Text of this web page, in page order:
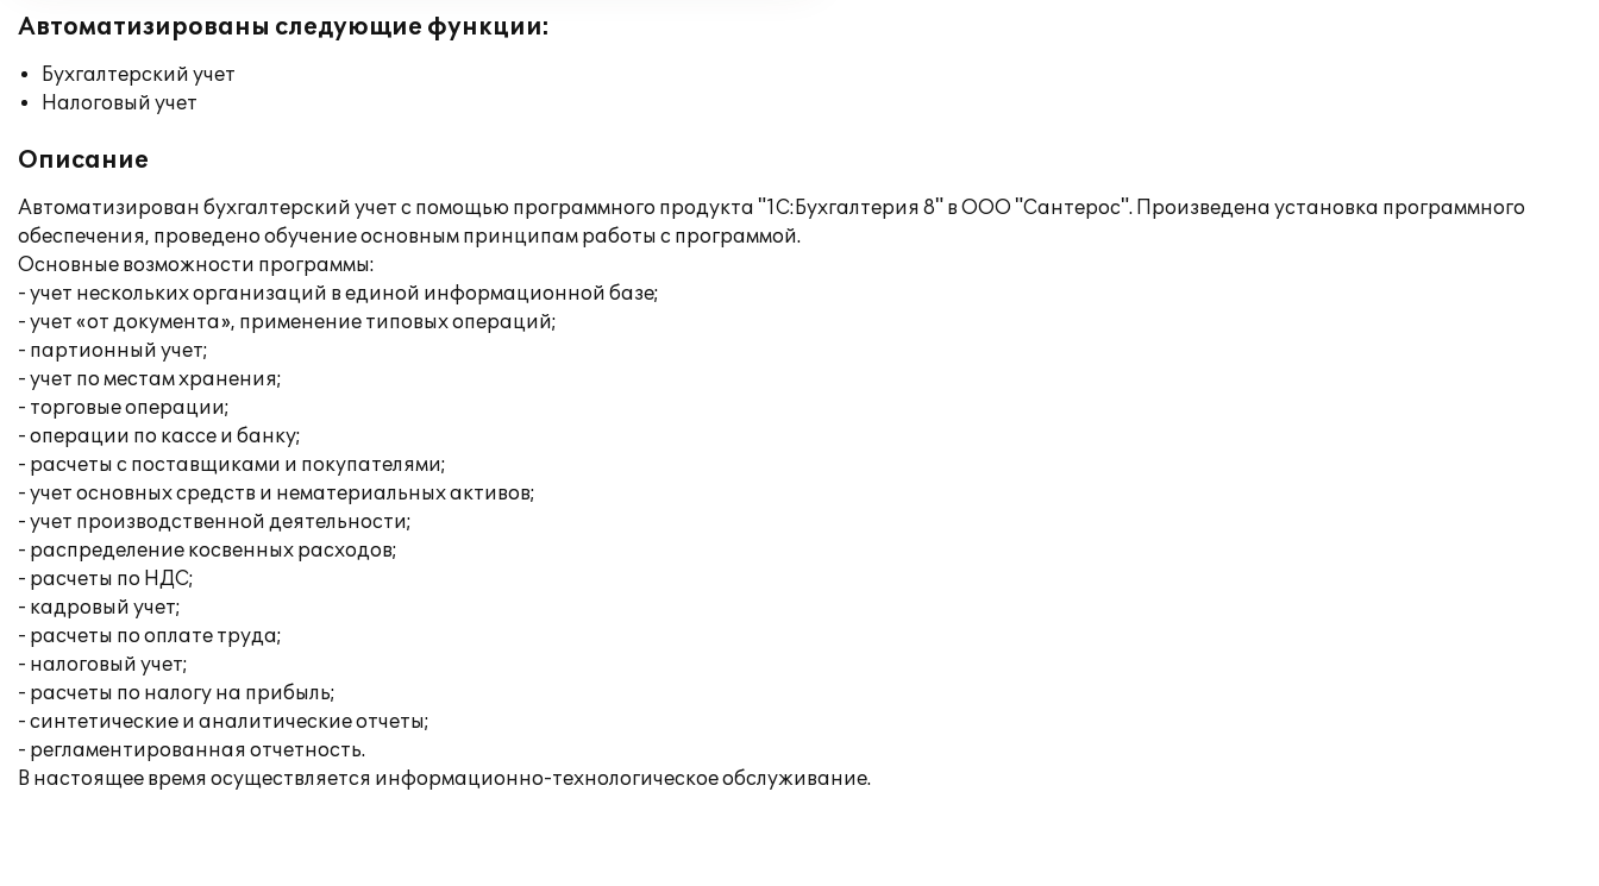
Автоматизированы следующие функции:
Бухгалтерский учет
Налоговый учет
Описание
Автоматизирован бухгалтерский учет с помощью программного продукта "1С:Бухгалтерия 8" в ООО "Сантерос". Произведена установка программного
обеспечения, проведено обучение основным принципам работы с программой.
Основные возможности программы:
- учет нескольких организаций в единой информационной базе;
- учет «от документа», применение типовых операций;
- партионный учет;
- учет по местам хранения;
- торговые операции;
- операции по кассе и банку;
- расчеты с поставщиками и покупателями;
- учет основных средств и нематериальных активов;
- учет производственной деятельности;
- распределение косвенных расходов;
- расчеты по НДС;
- кадровый учет;
- расчеты по оплате труда;
- налоговый учет;
- расчеты по налогу на прибыль;
- синтетические и аналитические отчеты;
- регламентированная отчетность.
В настоящее время осуществляется информационно-технологическое обслуживание.